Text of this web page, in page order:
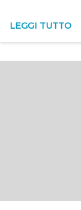
LEGGI TUTTO